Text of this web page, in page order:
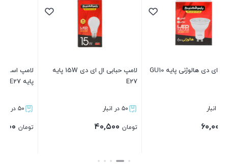
لامپ حبابی ال ای دی 15W پایه
تومان
لامپ استوانه‌ای ال ای دی 25W
تومان